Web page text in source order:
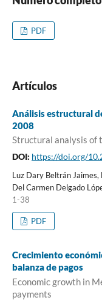
PDF
Artículos
Análisis estructural
2008
Structural analysis of
DOI: https://doi.org/
Luz Dary Beltrán
Del Carmen Delgado
1-38
PDF
Crecimiento
balanza de pagos
Economic growth in
payments